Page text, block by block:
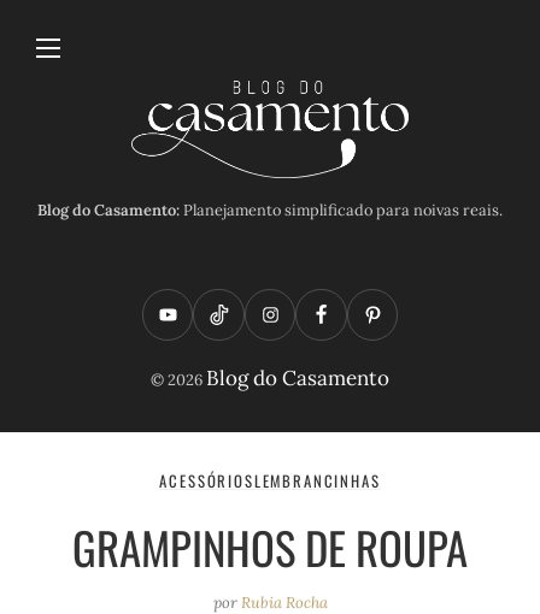
Blog do Casamento:Planejamento simplificado para noivas reais.
Y
o
t
u
e
T
i
t
o
I
n
t
a
r
F
a
e
b
o
P
i
t
e
e
© 2026 Blog do Casamento
ACESSÓRIOSLEMBRANCINHAS
GRAMPINHOS DE ROUPA
porRubia Rocha